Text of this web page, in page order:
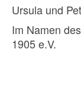
Ursula und
Im Namen
1905 e.V.